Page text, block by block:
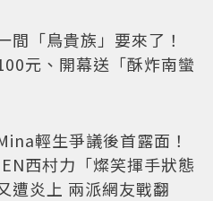
間「鳥貴族」要來了！
元、開幕送「酥炸南蠻
輕生爭議後首露面！
西村力「燦笑揮手狀態
遭炎上 兩派網友戰翻